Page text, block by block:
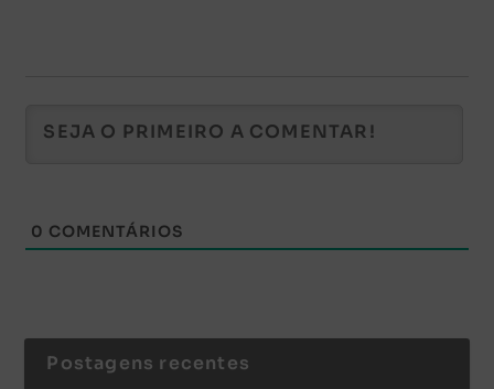
0 COMENTÁRIOS
Postagens recentes